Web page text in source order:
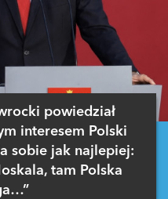
powiedział
interesem Polski
sobie jak najlepiej:
tam Polska